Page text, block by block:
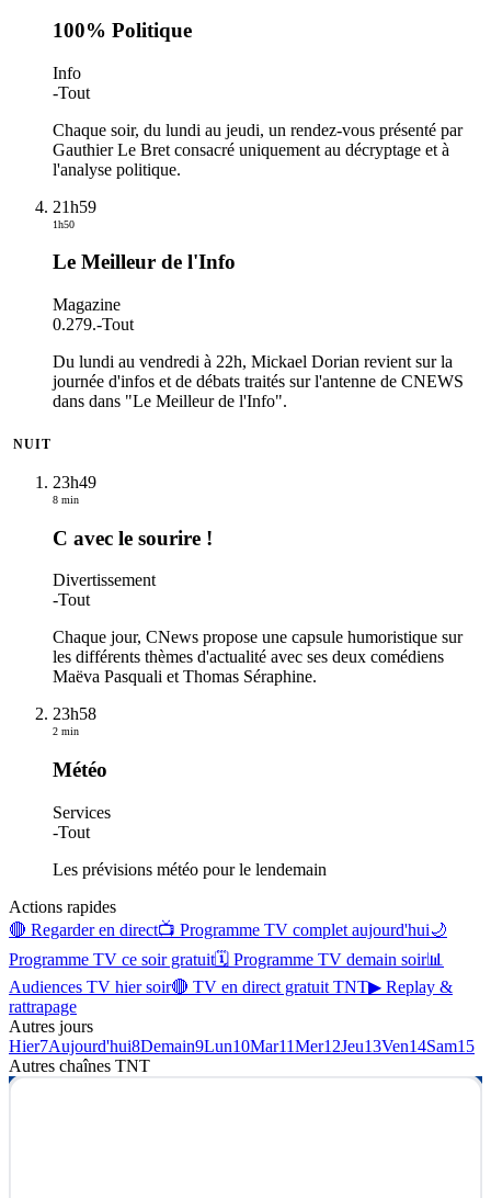
100% Politique
Info
-Tout
Chaque soir, du lundi au jeudi, un rendez-vous présenté par
Gauthier Le Bret consacré uniquement au décryptage et à
l'analyse politique.
21h59
1h50
Le Meilleur de l'Info
Magazine
0.279.-Tout
Du lundi au vendredi à 22h, Mickael Dorian revient sur la
journée d'infos et de débats traités sur l'antenne de CNEWS
dans dans "Le Meilleur de l'Info".
NUIT
23h49
8 min
C avec le sourire !
Divertissement
-Tout
Chaque jour, CNews propose une capsule humoristique sur
les différents thèmes d'actualité avec ses deux comédiens
Maëva Pasquali et Thomas Séraphine.
23h58
2 min
Météo
Services
-Tout
Les prévisions météo pour le lendemain
Actions rapides
🔴 Regarder en direct📺 Programme TV complet aujourd'hui🌙
Programme TV ce soir gratuit🗓 Programme TV demain soir📊
Audiences TV hier soir🔴 TV en direct gratuit TNT▶ Replay &
rattrapage
Autres jours
Hier7Aujourd'hui8Demain9Lun10Mar11Mer12Jeu13Ven14Sam15
Autres chaînes TNT